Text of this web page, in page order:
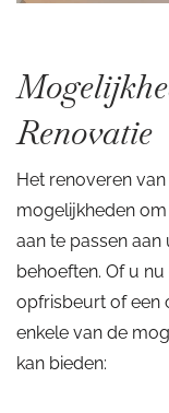
Renovatie
Het renoveren
mogelijkheden
aan te passen
behoeften. Of u
opfrisbeurt of een
enkele van de
kan bieden: